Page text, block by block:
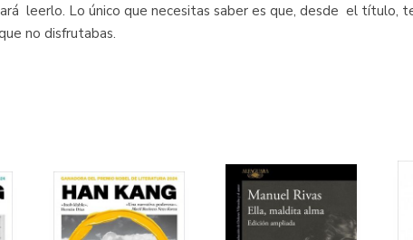
leerlo. Lo único que necesitas saber es que, desde el título,
no disfrutabas.